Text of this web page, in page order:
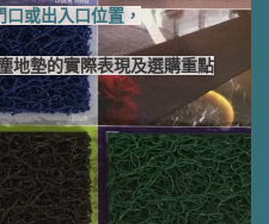
口或出入口位置，
地墊的實際表現及選購重點